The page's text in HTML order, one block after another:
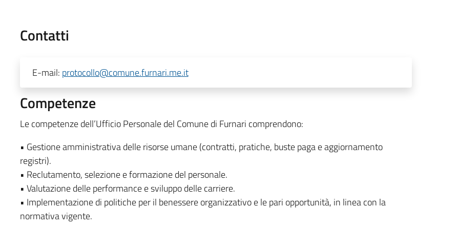
Contatti
E-mail: protocollo@comune.furnari.me.it
Competenze
Le competenze dell’Ufficio Personale del Comune di Furnari comprendono:
• Gestione amministrativa delle risorse umane (contratti, pratiche, buste paga e aggiornamento
registri).
• Reclutamento, selezione e formazione del personale.
• Valutazione delle performance e sviluppo delle carriere.
• Implementazione di politiche per il benessere organizzativo e le pari opportunità, in linea con la
normativa vigente.